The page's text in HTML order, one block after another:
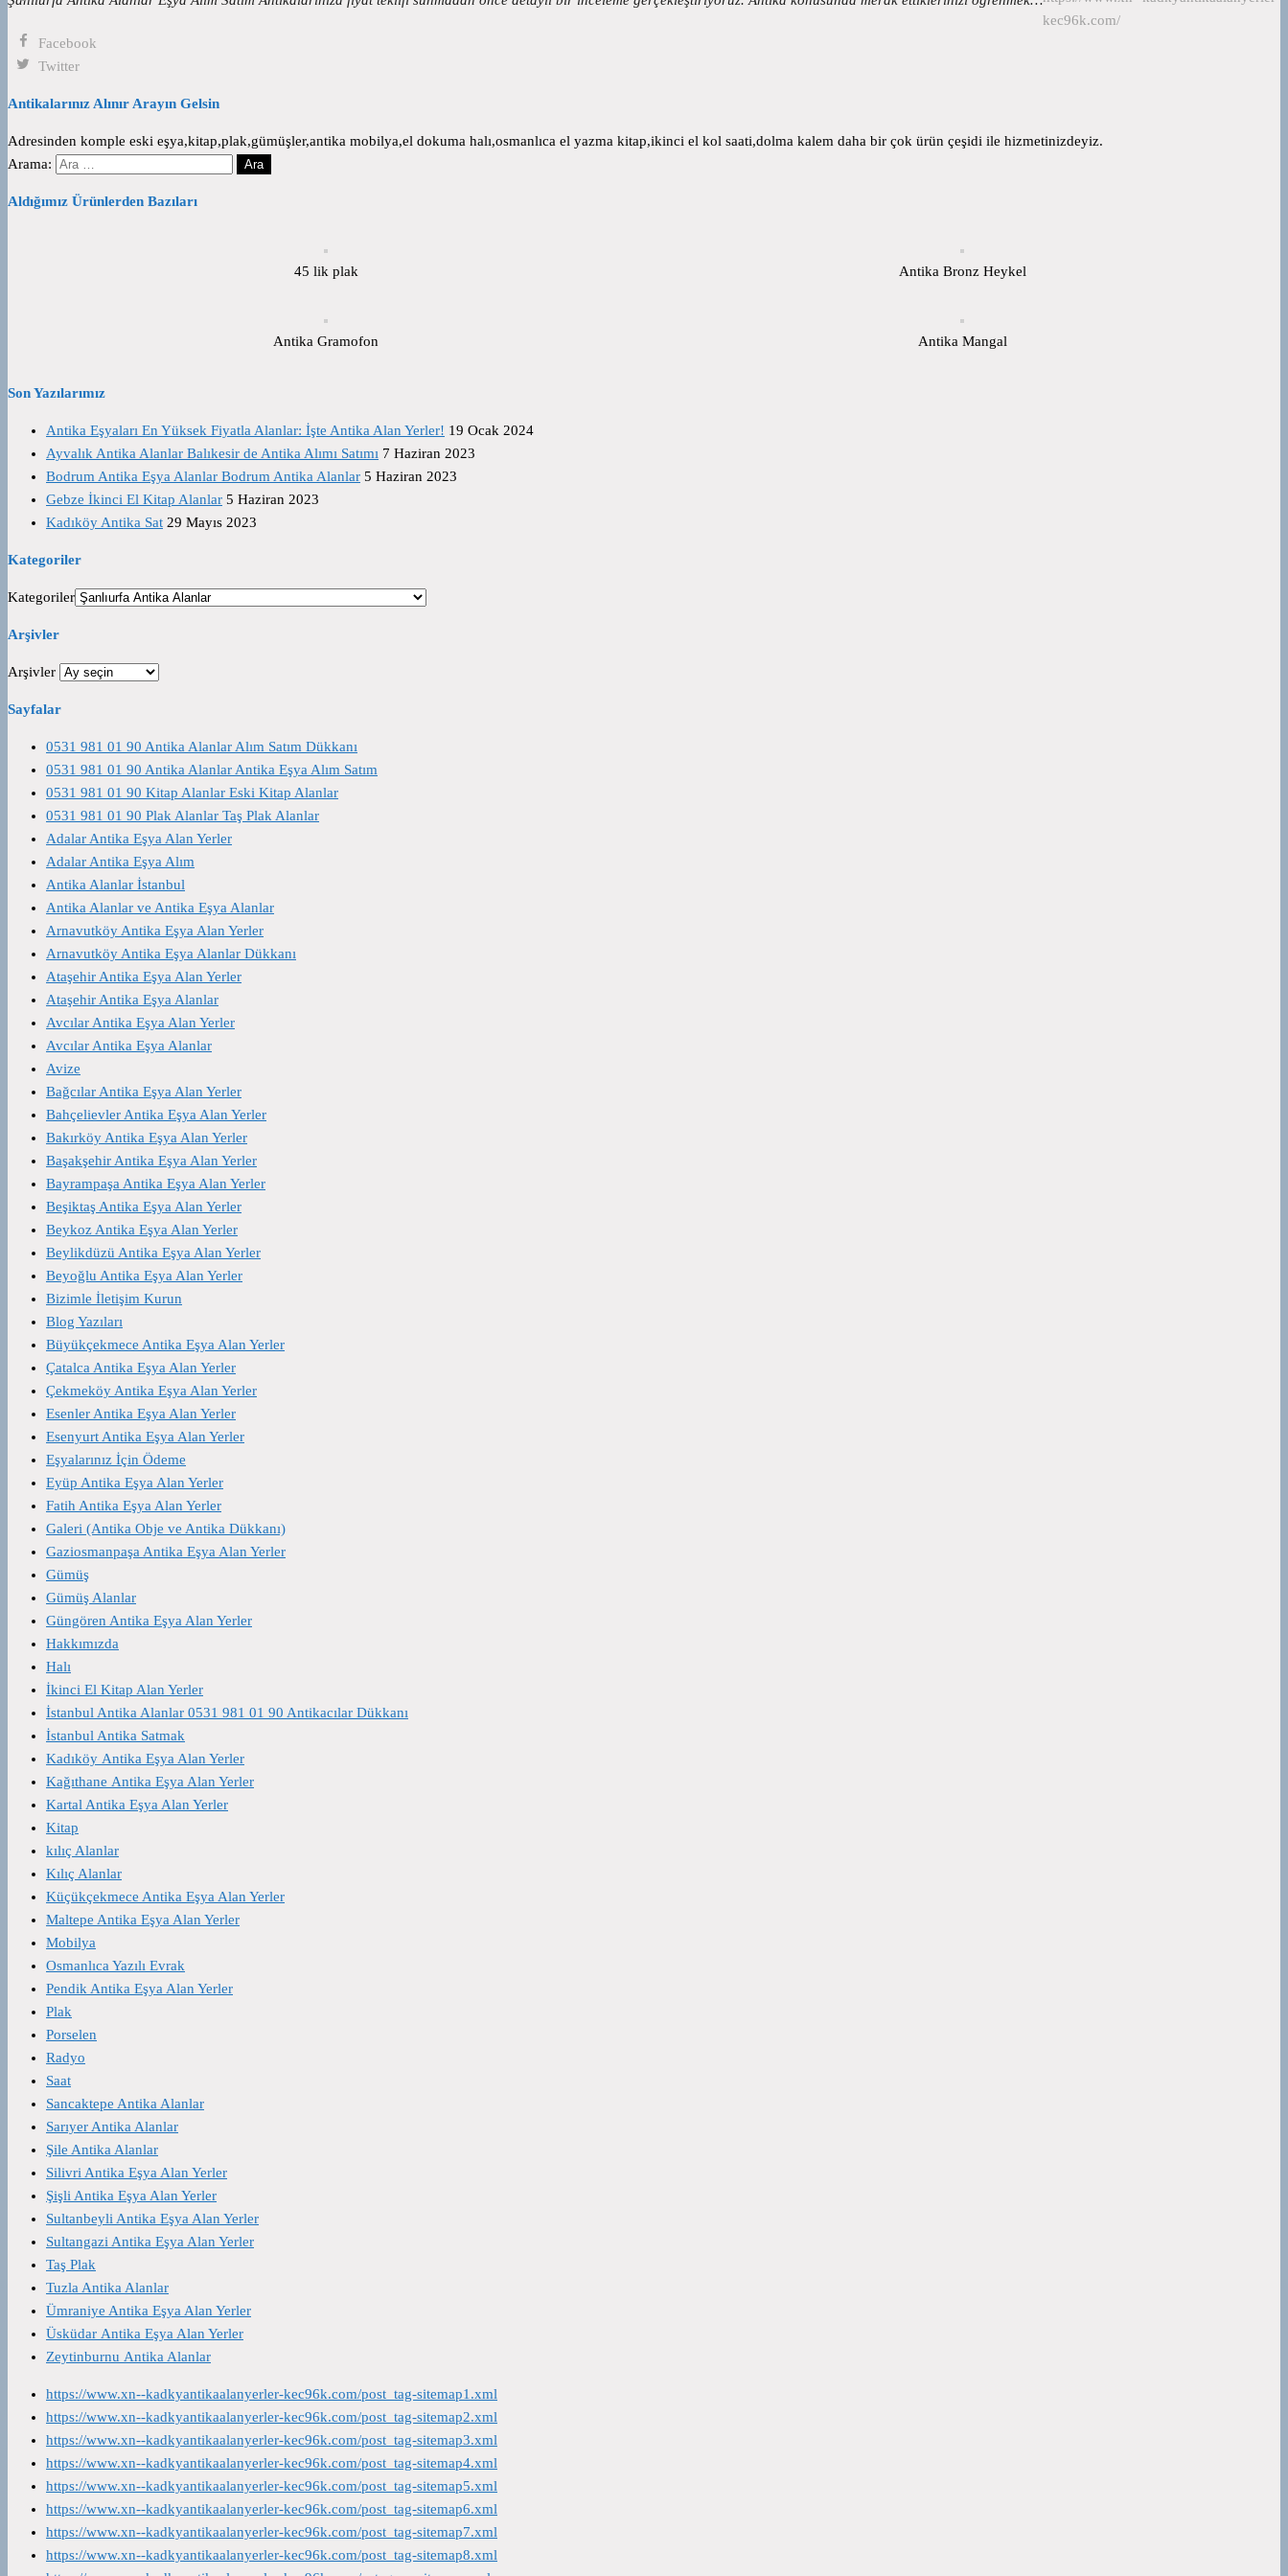
kec96k.com/
Facebook
Twitter
Antikalarınız Alınır Arayın Gelsin
Adresinden komple eski eşya,kitap,plak,gümüşler,antika mobilya,el dokuma halı,osmanlıca el yazma kitap,ikinci el kol saati,dolma kalem daha bir çok ürün çeşidi ile hizmetinizdeyiz.
Arama:
Aldığımız Ürünlerden Bazıları
45 lik plak Antika Bronz Heykel
Antika Gramofon Antika Mangal
Son Yazılarımız
Antika Eşyaları En Yüksek Fiyatla Alanlar: İşte Antika Alan Yerler! 19 Ocak 2024
Ayvalık Antika Alanlar Balıkesir de Antika Alımı Satımı 7 Haziran 2023
Bodrum Antika Eşya Alanlar Bodrum Antika Alanlar 5 Haziran 2023
Gebze İkinci El Kitap Alanlar 5 Haziran 2023
Kadıköy Antika Sat 29 Mayıs 2023
Kategoriler
Kategoriler
Arşivler
Arşivler
Sayfalar
0531 981 01 90 Antika Alanlar Alım Satım Dükkanı
0531 981 01 90 Antika Alanlar Antika Eşya Alım Satım
0531 981 01 90 Kitap Alanlar Eski Kitap Alanlar
0531 981 01 90 Plak Alanlar Taş Plak Alanlar
Adalar Antika Eşya Alan Yerler
Adalar Antika Eşya Alım
Antika Alanlar İstanbul
Antika Alanlar ve Antika Eşya Alanlar
Arnavutköy Antika Eşya Alan Yerler
Arnavutköy Antika Eşya Alanlar Dükkanı
Ataşehir Antika Eşya Alan Yerler
Ataşehir Antika Eşya Alanlar
Avcılar Antika Eşya Alan Yerler
Avcılar Antika Eşya Alanlar
Avize
Bağcılar Antika Eşya Alan Yerler
Bahçelievler Antika Eşya Alan Yerler
Bakırköy Antika Eşya Alan Yerler
Başakşehir Antika Eşya Alan Yerler
Bayrampaşa Antika Eşya Alan Yerler
Beşiktaş Antika Eşya Alan Yerler
Beykoz Antika Eşya Alan Yerler
Beylikdüzü Antika Eşya Alan Yerler
Beyoğlu Antika Eşya Alan Yerler
Bizimle İletişim Kurun
Blog Yazıları
Büyükçekmece Antika Eşya Alan Yerler
Çatalca Antika Eşya Alan Yerler
Çekmeköy Antika Eşya Alan Yerler
Esenler Antika Eşya Alan Yerler
Esenyurt Antika Eşya Alan Yerler
Eşyalarınız İçin Ödeme
Eyüp Antika Eşya Alan Yerler
Fatih Antika Eşya Alan Yerler
Galeri (Antika Obje ve Antika Dükkanı)
Gaziosmanpaşa Antika Eşya Alan Yerler
Gümüş
Gümüş Alanlar
Güngören Antika Eşya Alan Yerler
Hakkımızda
Halı
İkinci El Kitap Alan Yerler
İstanbul Antika Alanlar 0531 981 01 90 Antikacılar Dükkanı
İstanbul Antika Satmak
Kadıköy Antika Eşya Alan Yerler
Kağıthane Antika Eşya Alan Yerler
Kartal Antika Eşya Alan Yerler
Kitap
kılıç Alanlar
Kılıç Alanlar
Küçükçekmece Antika Eşya Alan Yerler
Maltepe Antika Eşya Alan Yerler
Mobilya
Osmanlıca Yazılı Evrak
Pendik Antika Eşya Alan Yerler
Plak
Porselen
Radyo
Saat
Sancaktepe Antika Alanlar
Sarıyer Antika Alanlar
Şile Antika Alanlar
Silivri Antika Eşya Alan Yerler
Şişli Antika Eşya Alan Yerler
Sultanbeyli Antika Eşya Alan Yerler
Sultangazi Antika Eşya Alan Yerler
Taş Plak
Tuzla Antika Alanlar
Ümraniye Antika Eşya Alan Yerler
Üsküdar Antika Eşya Alan Yerler
Zeytinburnu Antika Alanlar
https://www.xn--kadkyantikaalanyerler-kec96k.com/post_tag-sitemap1.xml
https://www.xn--kadkyantikaalanyerler-kec96k.com/post_tag-sitemap2.xml
https://www.xn--kadkyantikaalanyerler-kec96k.com/post_tag-sitemap3.xml
https://www.xn--kadkyantikaalanyerler-kec96k.com/post_tag-sitemap4.xml
https://www.xn--kadkyantikaalanyerler-kec96k.com/post_tag-sitemap5.xml
https://www.xn--kadkyantikaalanyerler-kec96k.com/post_tag-sitemap6.xml
https://www.xn--kadkyantikaalanyerler-kec96k.com/post_tag-sitemap7.xml
https://www.xn--kadkyantikaalanyerler-kec96k.com/post_tag-sitemap8.xml